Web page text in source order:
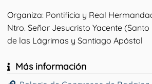
Organiza: Pontificia y Real
Ntro. Señor Jesucristo Yacente (Santo
de las Lágrimas y Santiago Apóstol
Más información